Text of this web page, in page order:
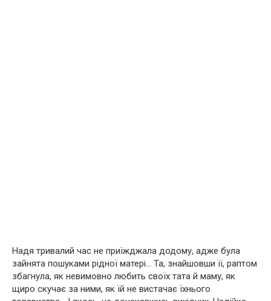
Надя тривалий час не приїжджала додому, адже була
зайнята пошуками рідної матері… Та, знайшовши її, раптом
збагнула, як невимовно любить своїх тата й маму, як
щиро скучає за ними, як їй не вистачає їхнього